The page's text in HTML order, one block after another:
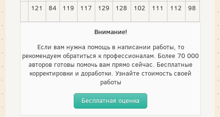
121 84 119 117 129 128 102 111 112 98
Внимание!
Если вам нужна помощь в написании работы, то
рекомендуем обратиться к профессионалам. Более 70 000
авторов готовы помочь вам прямо сейчас. Бесплатные
корректировки и доработки. Узнайте стоимость своей
работы
Бесплатная оценка